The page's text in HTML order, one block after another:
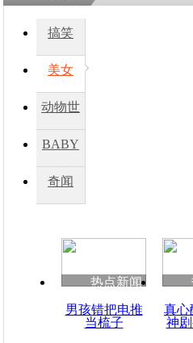
搞笑
美女
动物世
BABY
秀
奇闻
热点新闻
男孩错把电推
当梳子
真心
神